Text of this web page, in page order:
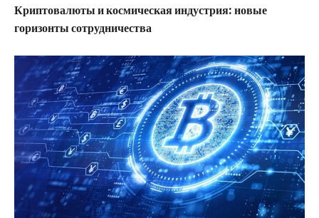
Криптовалюты и космическая индустрия: новые
горизонты сотрудничества